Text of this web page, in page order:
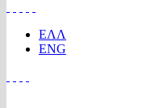
ΕΛΛ
ENG